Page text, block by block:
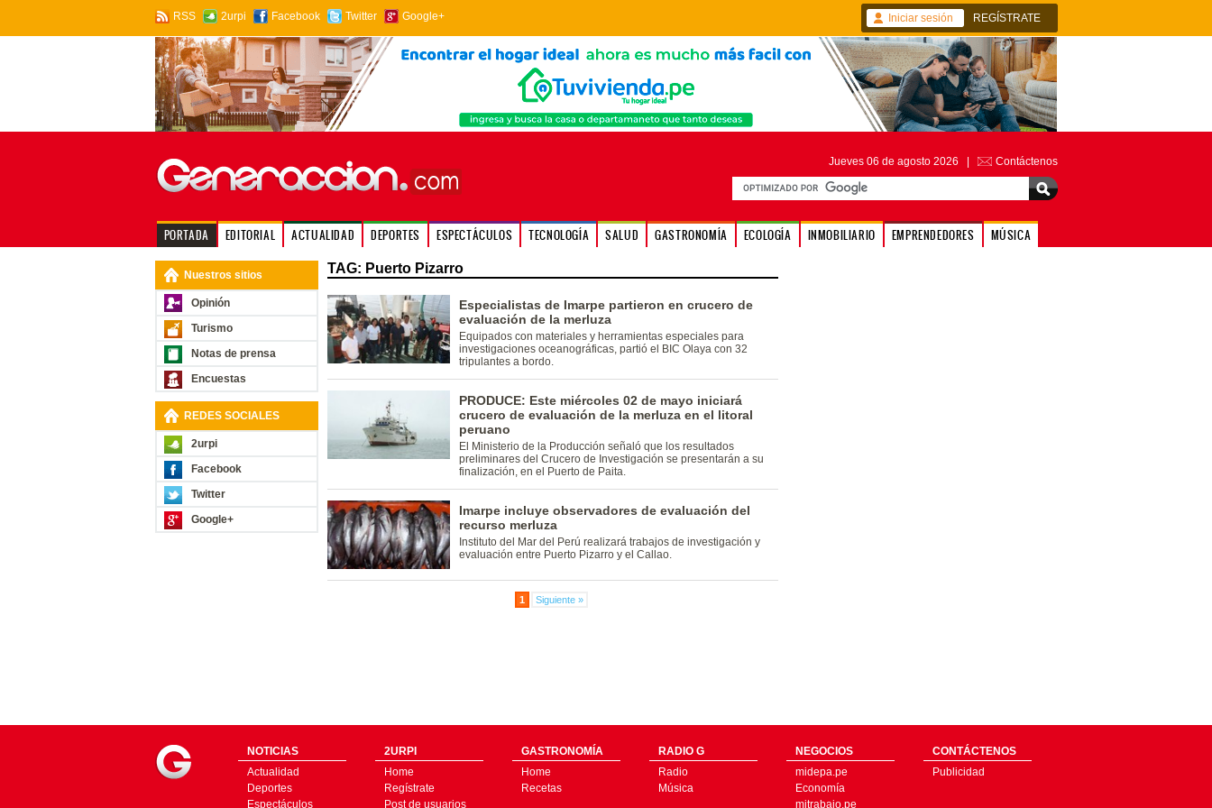
RSS 2urpi Facebook Twitter Google+ Iniciar sesión REGÍSTRATE
Jueves 06 de agosto 2026 | Contáctenos
PORTADA EDITORIAL ACTUALIDAD DEPORTES ESPECTÁCULOS TECNOLOGÍA SALUD GASTRONOMÍA ECOLOGÍA INMOBILIARIO EMPRENDEDORES MÚSICA
Nuestros sitios
Opinión
Turismo
Notas de prensa
Encuestas
REDES SOCIALES
2urpi
Facebook
Twitter
Google+
TAG: Puerto Pizarro
Especialistas de Imarpe partieron en crucero de
evaluación de la merluza
Equipados con materiales y herramientas especiales para
investigaciones oceanográficas, partió el BIC Olaya con 32
tripulantes a bordo.
PRODUCE: Este miércoles 02 de mayo iniciará
crucero de evaluación de la merluza en el litoral
peruano
El Ministerio de la Producción señaló que los resultados
preliminares del Crucero de Investigación se presentarán a su
finalización, en el Puerto de Paita.
Imarpe incluye observadores de evaluación del
recurso merluza
Instituto del Mar del Perú realizará trabajos de investigación y
evaluación entre Puerto Pizarro y el Callao.
1 Siguiente »
NOTICIAS
Actualidad
Deportes
Espectáculos
2URPI
Home
Regístrate
Post de usuarios
GASTRONOMÍA
Home
Recetas
RADIO G
Radio
Música
NEGOCIOS
midepa.pe
Economía
mitrabajo.pe
CONTÁCTENOS
Publicidad